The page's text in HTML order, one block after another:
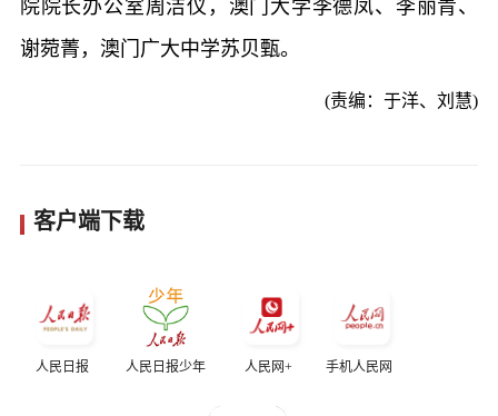
院院长办公室周洁仪，澳门大学李德凤、李丽青、
谢菀菁，澳门广大中学苏贝甄。
(责编：于洋、刘慧)
客户端下载
人民日报 人民日报少年 人民网+ 手机人民网